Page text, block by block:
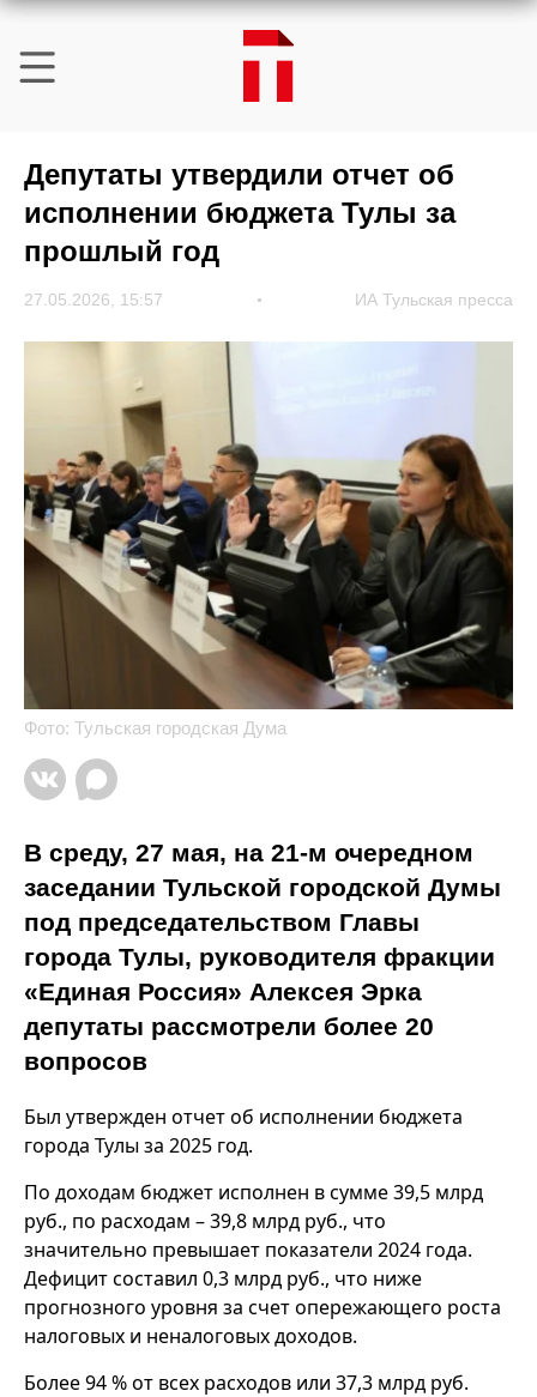
Депутаты утвердили отчет об
исполнении бюджета Тулы за
прошлый год
27.05.2026, 15:57 ИА Тульская пресса
Фото: Тульская городская Дума
В среду, 27 мая, на 21-м очередном
заседании Тульской городской Думы
под председательством Главы
города Тулы, руководителя фракции
«Единая Россия» Алексея Эрка
депутаты рассмотрели более 20
вопросов
Был утвержден отчет об исполнении бюджета
города Тулы за 2025 год.
По доходам бюджет исполнен в сумме 39,5 млрд
руб., по расходам – 39,8 млрд руб., что
значительно превышает показатели 2024 года.
Дефицит составил 0,3 млрд руб., что ниже
прогнозного уровня за счет опережающего роста
налоговых и неналоговых доходов.
Более 94 % от всех расходов или 37,3 млрд руб.